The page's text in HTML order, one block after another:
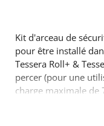
Kit d'arceau de
pour être installé
Tessera Roll+ &
percer (pour une
charge maximale de